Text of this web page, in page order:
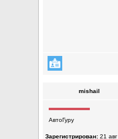
mishail
АвтоГуру
Зарегистрирован: 21 авг